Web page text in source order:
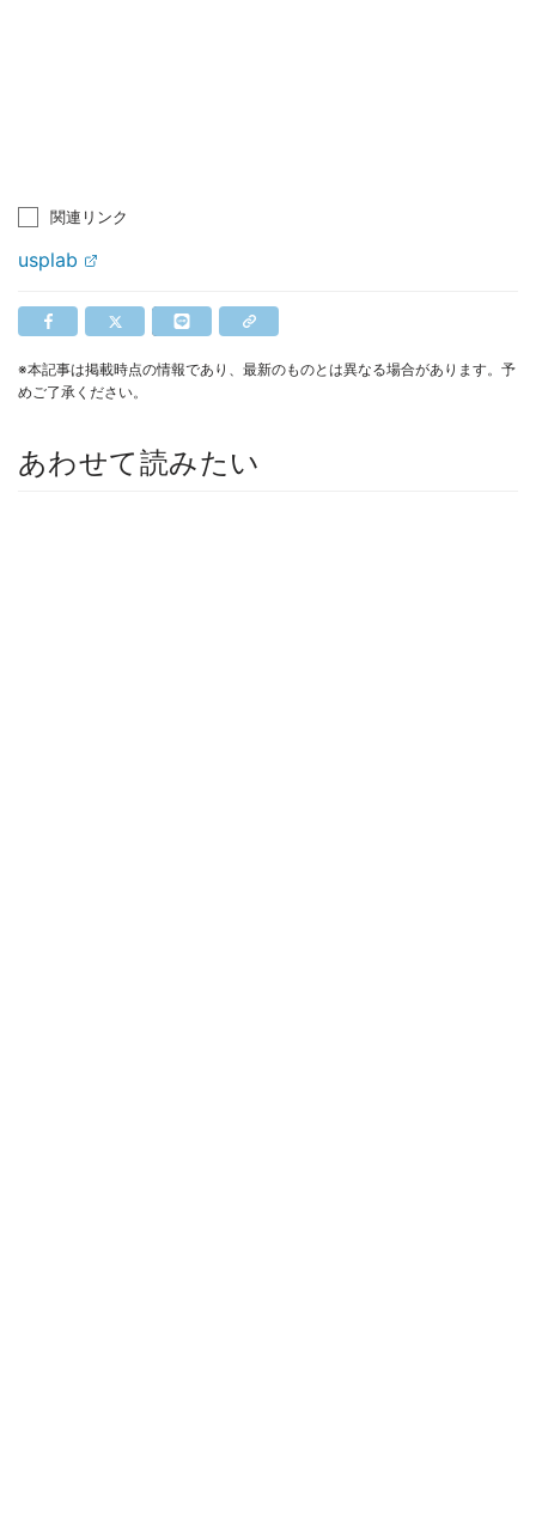
関連リンク
usplab
※本記事は掲載時点の情報であり、最新のものとは異なる場合があります。予
めご了承ください。
あわせて読みたい